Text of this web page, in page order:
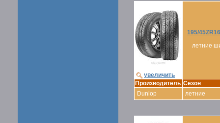
увеличить
195/
летние
Производитель Сезон
Dunlop
летние